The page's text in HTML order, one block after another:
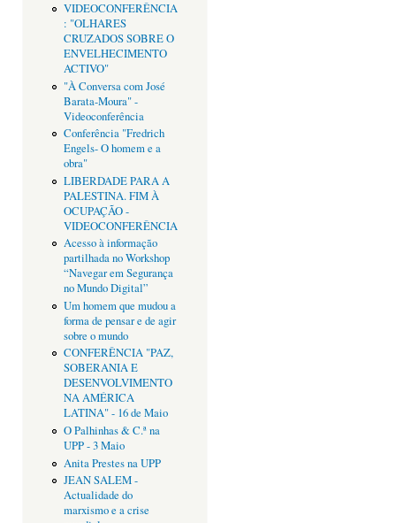
VIDEOCONFERÊNCIA
: "OLHARES
CRUZADOS SOBRE O
ENVELHECIMENTO
ACTIVO"
"À Conversa com José
Barata-Moura" -
Videoconferência
Conferência "Fredrich
Engels- O homem e a
obra"
LIBERDADE PARA A
PALESTINA. FIM À
OCUPAÇÃO -
VIDEOCONFERÊNCIA
Acesso à informação
partilhada no Workshop
“Navegar em Segurança
no Mundo Digital”
Um homem que mudou a
forma de pensar e de agir
sobre o mundo
CONFERÊNCIA "PAZ,
SOBERANIA E
DESENVOLVIMENTO
NA AMÉRICA
LATINA" - 16 de Maio
O Palhinhas & C.ª na
UPP - 3 Maio
Anita Prestes na UPP
JEAN SALEM -
Actualidade do
marxismo e a crise